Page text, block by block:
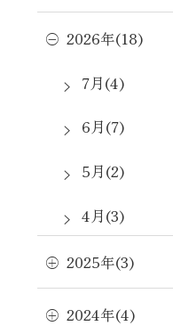
2026年(18)
7月(4)
6月(7)
5月(2)
4月(3)
2月(1)
1月(1)
2025年(3)
2024年(4)